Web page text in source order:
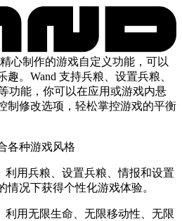
心制作的游戏自定义功能，可以
。Wand 支持兵粮、设置兵粮、
功能，你可以在应用或游戏内悬
制修改选项，轻松掌控游戏的平衡
各种游戏风格
利用兵粮、设置兵粮、情报和设置
况下获得个性化游戏体验。
利用无限生命、无限移动性、无限